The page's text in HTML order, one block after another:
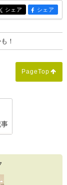
entry293
シェア entry293
シェア
！
PageTop
をやさしくケア